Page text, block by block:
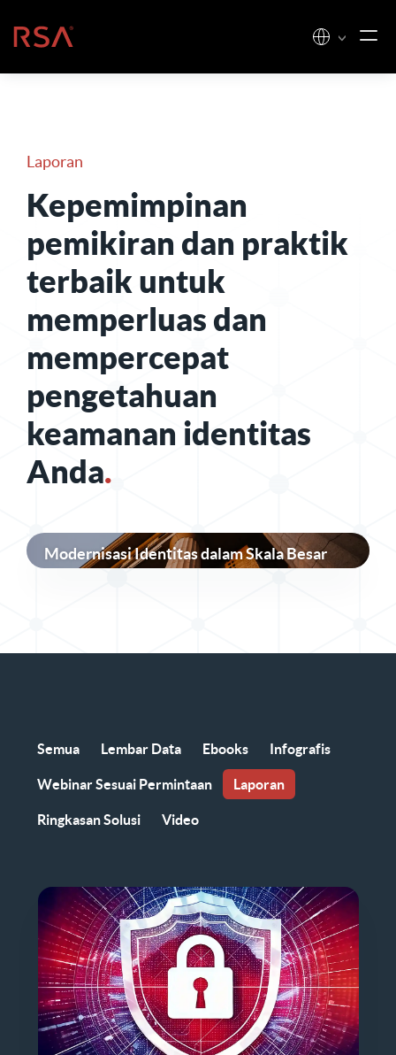
Beranda
Laporan
Kepemimpinan
pemikiran dan praktik
terbaik untuk
memperluas dan
mempercepat
pengetahuan
keamanan identitas
Anda.
Modernisasi Identitas dalam Skala Besar
Semua Lembar Data Ebooks Infografis
Webinar Sesuai Permintaan Laporan
Ringkasan Solusi Video